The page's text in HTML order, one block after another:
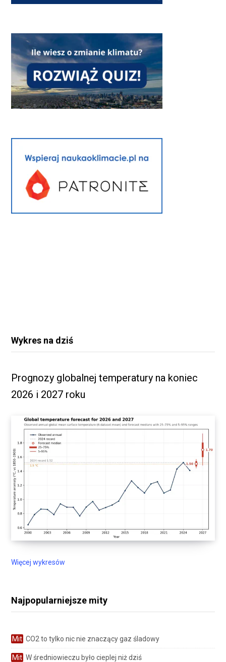
Wykres na dziś
Prognozy globalnej temperatury na koniec
2026 i 2027 roku
Więcej wykresów
Najpopularniejsze mity
Mit CO2 to tylko nic nie znaczący gaz śladowy
Mit W średniowieczu było cieplej niż dziś